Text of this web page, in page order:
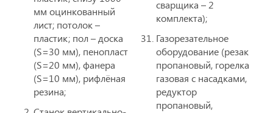
мм оцинкованный
лист; потолок –
пластик; пол – доска
(S=30 мм), пенопласт
(S=20 мм), фанера
(S=10 мм), рифлёная
резина;
сварщика – 2
комплекта);
Газорезательное
оборудование (резак
пропановый, горелка
газовая с насадками,
редуктор
пропановый,